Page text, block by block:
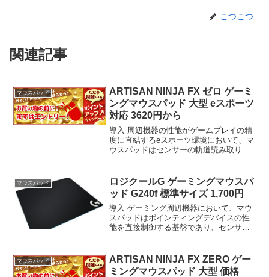
こつこつ
関連記事
マウスパッド
ARTISAN NINJA FX ゼロ ゲーミ
ングマウスパッド 大型 eスポーツ
対応 3620円から
導入 周辺機器の性能がゲームプレイの精
度に直結するeスポーツ環境において、マ
ウスパッドはセンサーの軌道読み取りを
NINJA FX ゼロ 零 アーチサン アーチザ...
マウスパッド
ロジクールG ゲーミングマウスパ
ッド G240f 標準サイズ 1,700円
導入 ゲーミング周辺機器において、マウ
スパッドはポインティングデバイスの性
能を直接制御する基盤であり、センサー
する重要なコンポーネントである。今回
検証対象とするのは、L...
マウスパッド
ARTISAN NINJA FX ZERO ゲー
ミングマウスパッド 大型 価格